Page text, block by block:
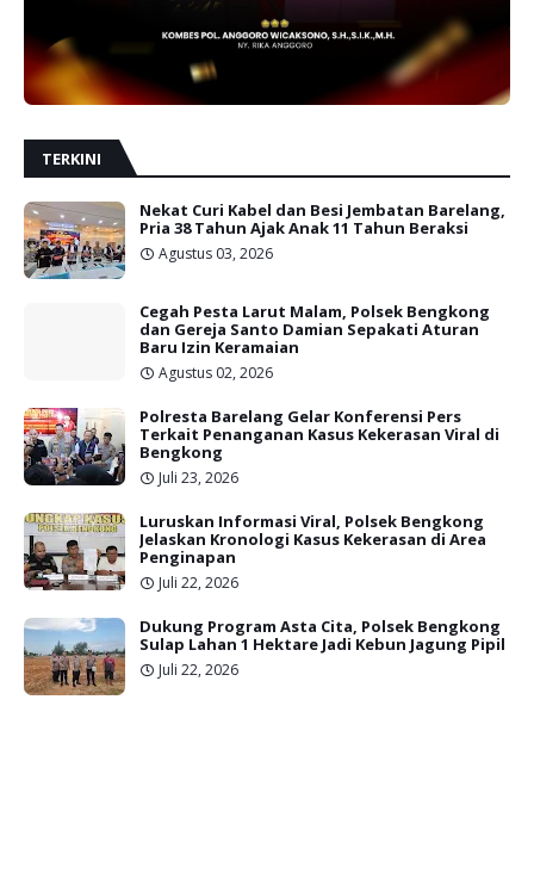
TERKINI
Nekat Curi Kabel dan Besi Jembatan Barelang,
Pria 38 Tahun Ajak Anak 11 Tahun Beraksi
Agustus 03, 2026
Cegah Pesta Larut Malam, Polsek Bengkong
dan Gereja Santo Damian Sepakati Aturan
Baru Izin Keramaian
Agustus 02, 2026
Polresta Barelang Gelar Konferensi Pers
Terkait Penanganan Kasus Kekerasan Viral di
Bengkong
Juli 23, 2026
Luruskan Informasi Viral, Polsek Bengkong
Jelaskan Kronologi Kasus Kekerasan di Area
Penginapan
Juli 22, 2026
Dukung Program Asta Cita, Polsek Bengkong
Sulap Lahan 1 Hektare Jadi Kebun Jagung Pipil
Juli 22, 2026